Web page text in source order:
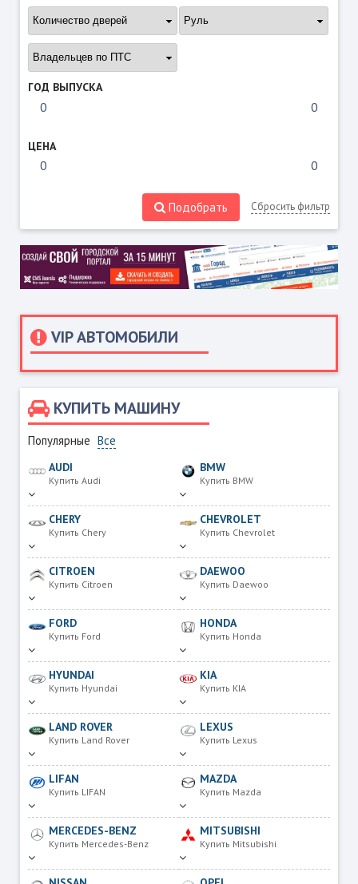
VIP АВТОМОБИЛИ
КУПИТЬ МАШИНУ
Популярные Все
AUDI
Купить Audi
BMW
Купить BMW
CHERY
Купить Chery
CHEVROLET
Купить Chevrolet
CITROEN
Купить Citroen
DAEWOO
Купить Daewoo
FORD
Купить Ford
HONDA
Купить Honda
HYUNDAI
Купить Hyundai
KIA
Купить KIA
LAND ROVER
Купить Land Rover
LEXUS
Купить Lexus
LIFAN
Купить LIFAN
MAZDA
Купить Mazda
MERCEDES-BENZ
Купить Mercedes-Benz
MITSUBISHI
Купить Mitsubishi
ГОД ВЫПУСКА
ЦЕНА
Подобрать Сбросить фильтр